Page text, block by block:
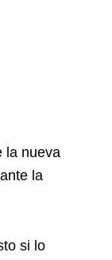
la nueva
la
si lo